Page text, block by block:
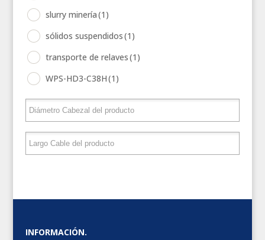
slurry minería(1)
sólidos suspendidos(1)
transporte de relaves(1)
WPS-HD3-C38H(1)
INFORMACIÓN.